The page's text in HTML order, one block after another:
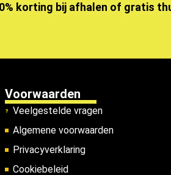
korting bij afhalen of gratis
Voorwaarden
Veelgestelde vragen
Algemene voorwaarden
Privacyverklaring
Cookiebeleid